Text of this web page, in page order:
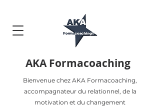
Bienvenue chez AKA Formacoaching,
accompagnateur du relationnel, de la
motivation et du changement
AKA Formacoaching